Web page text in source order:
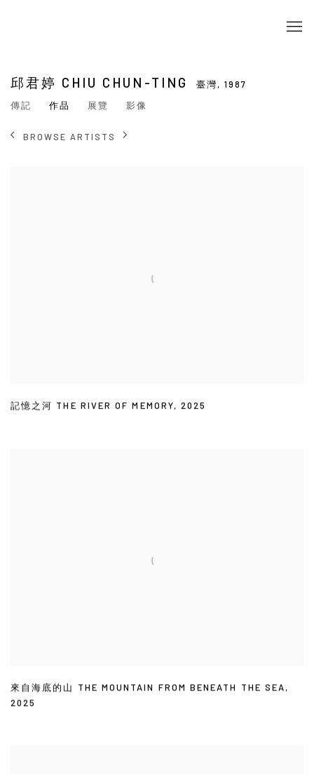
邱君婷 CHIU CHUN-TING 臺灣, 1987
傳記
作品 展覽 影像
BROWSE ARTISTS
記憶之河 THE RIVER OF MEMORY,2025
來自海底的山 THE MOUNTAIN FROM BENEATH THE SEA,
2025